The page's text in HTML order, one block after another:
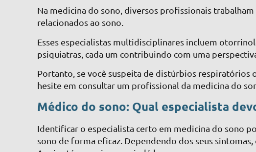
Na medicina do sono, diversos profissionais
relacionados ao sono.
Esses especialistas multidisciplinares incluem
psiquiatras, cada um contribuindo com uma
Portanto, se você suspeita de distúrbios respiratórios
hesite em consultar um profissional da medicina do
Médico do sono: Qual especialista
Identificar o especialista certo em medicina do sono
sono de forma eficaz. Dependendo dos seus